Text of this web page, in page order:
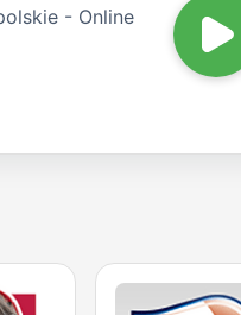
- Online